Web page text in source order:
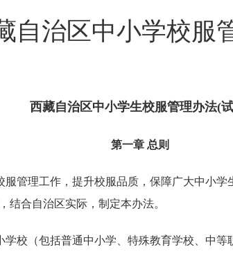
治区中小学校服
西藏自治区中小学生校服管理办法(
第一章 总则
管理工作，提升校服品质，保障广大中小
结合自治区实际，制定本办法。
校（包括普通中小学、特殊教育学校、中等